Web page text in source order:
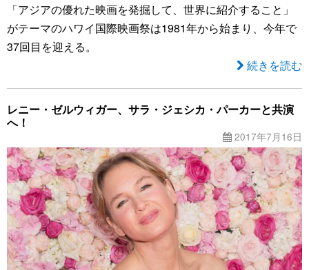
「アジアの優れた映画を発掘して、世界に紹介すること」
がテーマのハワイ国際映画祭は1981年から始まり、今年で
37回目を迎える。
続きを読む
レニー・ゼルウィガー、サラ・ジェシカ・パーカーと共演
へ！
2017年7月16日